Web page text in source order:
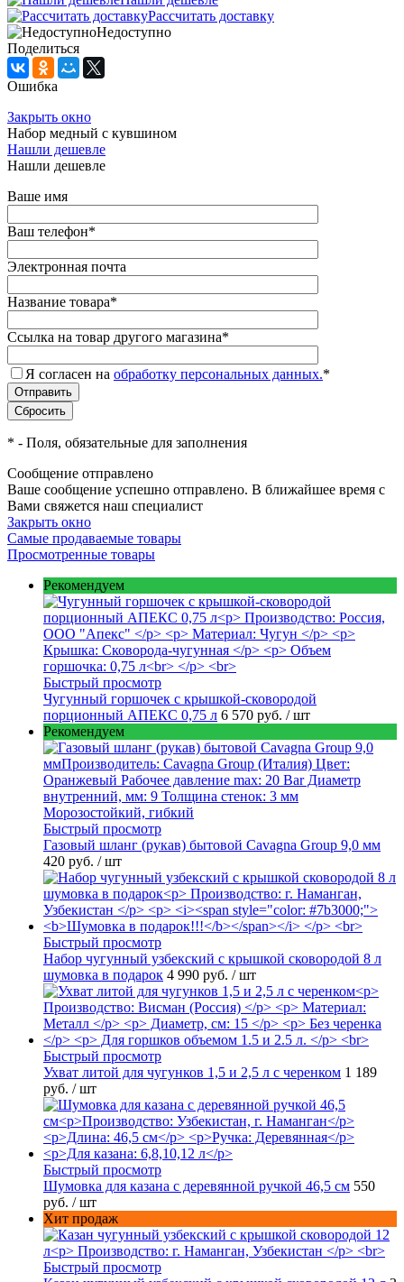
Рассчитать доставку
Недоступно
Поделиться
Ошибка
Закрыть окно
Набор медный с кувшином
Нашли дешевле
Нашли дешевле
Ваше имя
Ваш телефон*
Электронная почта
Название товара*
Ссылка на товар другого магазина*
Я согласен на обработку персональных данных.*
* - Поля, обязательные для заполнения
Сообщение отправлено
Ваше сообщение успешно отправлено. В ближайшее время с
Вами свяжется наш специалист
Закрыть окно
Самые продаваемые товары
Просмотренные товары
Рекомендуем
Быстрый просмотр
Чугунный горшочек с крышкой-сковородой
порционный АПЕКС 0,75 л 6 570 руб. / шт
Рекомендуем
Быстрый просмотр
Газовый шланг (рукав) бытовой Cavagna Group 9,0 мм
420 руб. / шт
Быстрый просмотр
Набор чугунный узбекский с крышкой сковородой 8 л
шумовка в подарок 4 990 руб. / шт
Быстрый просмотр
Ухват литой для чугунков 1,5 и 2,5 л с черенком 1 189
руб. / шт
Быстрый просмотр
Шумовка для казана с деревянной ручкой 46,5 см 550
руб. / шт
Хит продаж
Быстрый просмотр